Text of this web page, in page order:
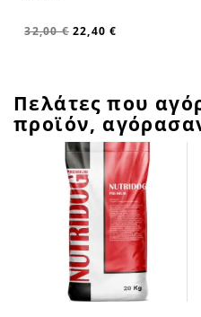
32,00 € 22,40 €
Πελάτες που
προϊόν,